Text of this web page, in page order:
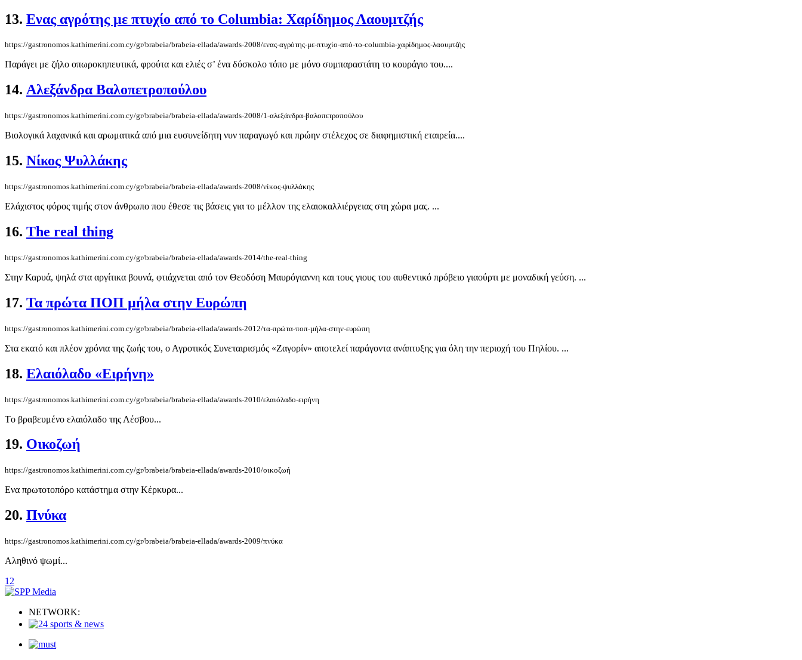
13. Ενας αγρότης με πτυχίο από το Columbia: Χαρίδημος Λαουμτζής
https://gastronomos.kathimerini.com.cy/gr/brabeia/brabeia-ellada/awards-2008/ενας-αγρότης-με-πτυχίο-από-το-columbia-χαρίδημος-λαουμτζής
Παράγει με ζήλο οπωροκηπευτικά, φρούτα και ελιές σ’ ένα δύσκολο τόπο με μόνο συμπαραστάτη το κουράγιο του....
14. Αλεξάνδρα Βαλοπετροπούλου
https://gastronomos.kathimerini.com.cy/gr/brabeia/brabeia-ellada/awards-2008/1-αλεξάνδρα-βαλοπετροπούλου
Βιολογικά λαχανικά και αρωματικά από μια ευσυνείδητη νυν παραγωγό και πρώην στέλεχος σε διαφημιστική εταιρεία....
15. Νίκος Ψυλλάκης
https://gastronomos.kathimerini.com.cy/gr/brabeia/brabeia-ellada/awards-2008/νίκος-ψυλλάκης
Ελάχιστος φόρος τιμής στον άνθρωπο που έθεσε τις βάσεις για το μέλλον της ελαιοκαλλιέργειας στη χώρα μας. ...
16. The real thing
https://gastronomos.kathimerini.com.cy/gr/brabeia/brabeia-ellada/awards-2014/the-real-thing
Στην Καρυά, ψηλά στα αργίτικα βουνά, φτιάχνεται από τον Θεοδόση Μαυρόγιαννη και τους γιους του αυθεντικό πρόβειο γιαούρτι με μοναδική γεύση. ...
17. Τα πρώτα ΠΟΠ µήλα στην Ευρώπη
https://gastronomos.kathimerini.com.cy/gr/brabeia/brabeia-ellada/awards-2012/τα-πρώτα-ποπ-µήλα-στην-ευρώπη
Στα εκατό και πλέον χρόνια της ζωής του, ο Αγροτικός Συνεταιρισµός «Ζαγορίν» αποτελεί παράγοντα ανάπτυξης για όλη την περιοχή του Πηλίου. ...
18. Ελαιόλαδο «Ειρήνη»
https://gastronomos.kathimerini.com.cy/gr/brabeia/brabeia-ellada/awards-2010/ελαιόλαδο-ειρήνη
Tο βραβευμένο ελαιόλαδο της Λέσβου...
19. Οικοζωή
https://gastronomos.kathimerini.com.cy/gr/brabeia/brabeia-ellada/awards-2010/oικοζωή
Ενα πρωτοτοπόρο κατάστημα στην Κέρκυρα...
20. Πνύκα
https://gastronomos.kathimerini.com.cy/gr/brabeia/brabeia-ellada/awards-2009/πνύκα
Αληθινό ψωμί...
1 2
NETWORK: